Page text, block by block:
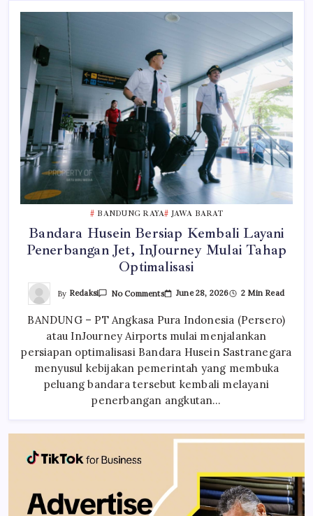
BANDUNG RAYA JAWA BARAT
Bandara Husein Bersiap Kembali Layani
Penerbangan Jet, InJourney Mulai Tahap
Optimalisasi
By Redaksi No CommentsOn
Bersiap
Layani
Penerbangan
Jet,
InJourney
Mulai
Tahap
June 28, 2026 2 Min Read
BANDUNG – PT Angkasa Pura Indonesia (Persero)
atau InJourney Airports mulai menjalankan
persiapan optimalisasi Bandara Husein Sastranegara
menyusul kebijakan pemerintah yang membuka
peluang bandara tersebut kembali melayani
penerbangan angkutan…